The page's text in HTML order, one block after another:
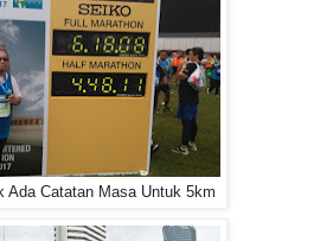
Ada Catatan Masa Untuk 5km